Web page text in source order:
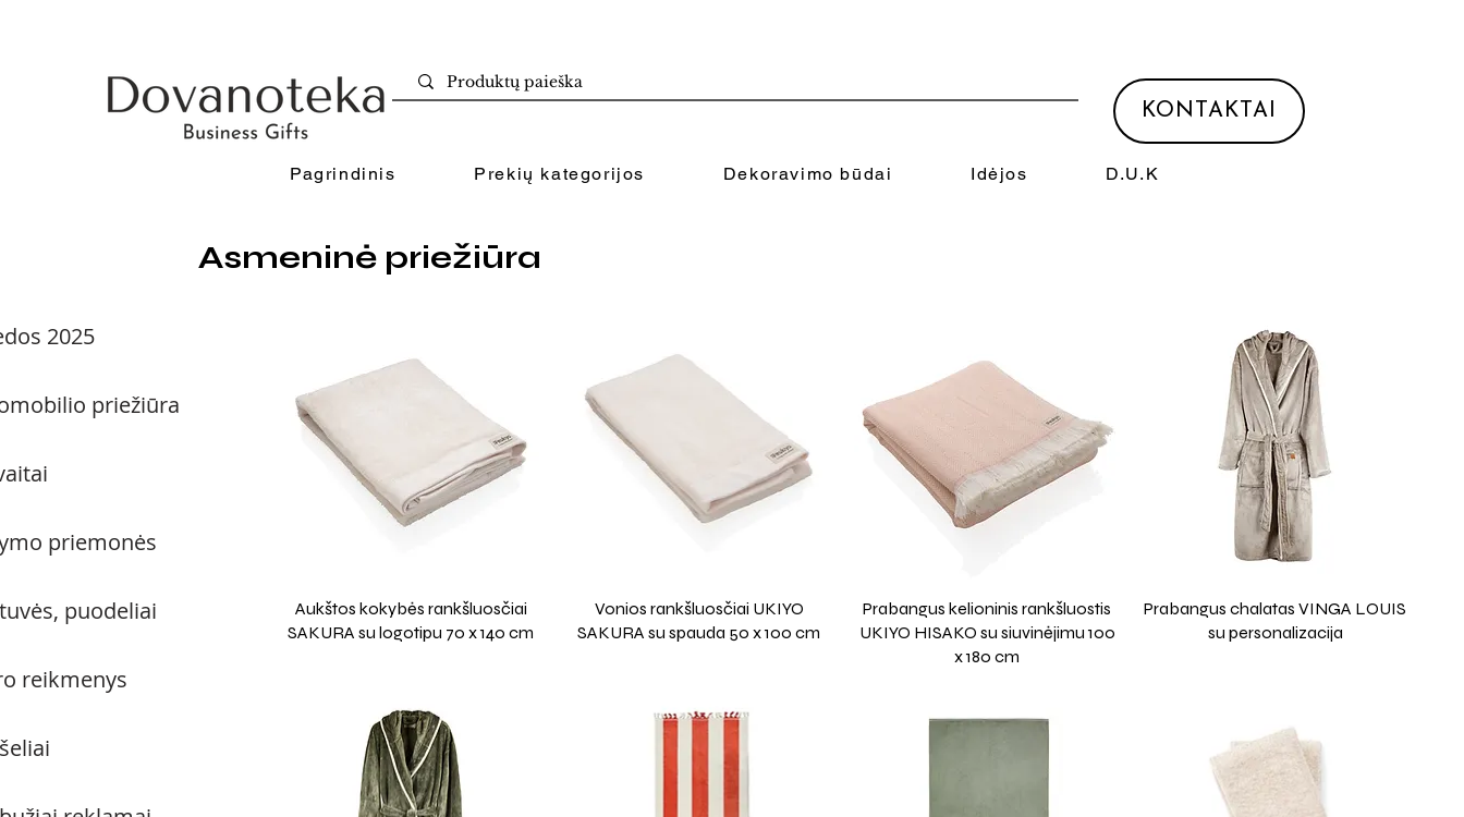
Pagrindinis Prekių kategorijos Dekoravimo būdai Idėjos D.U.K
KONTAKTAI
Asmeninė priežiūra
2025
priežiūra
priemonės
puodeliai
reikmenys
Aukštos kokybės rankšluosčiai
SAKURA su logotipu 70 x 140 cm
Vonios rankšluosčiai UKIYO
SAKURA su spauda 50 x 100 cm
Prabangus kelioninis rankšluostis
UKIYO HISAKO su siuvinėjimu 100
x 180 cm
Prabangus chalatas VINGA LOUIS
su personalizacija